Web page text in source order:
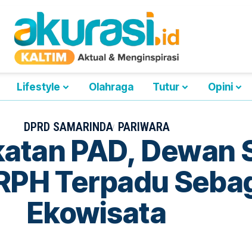
Lifestyle Olahraga Tutur Opini
DPRD SAMARINDA PARIWARA
PAD, Dewan
Terpadu
Ekowisata